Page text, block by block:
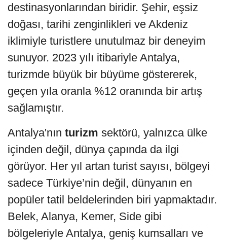
destinasyonlarından biridir. Şehir, eşsiz
doğası, tarihi zenginlikleri ve Akdeniz
iklimiyle turistlere unutulmaz bir deneyim
sunuyor. 2023 yılı itibariyle Antalya,
turizmde büyük bir büyüme göstererek,
geçen yıla oranla %12 oranında bir artış
sağlamıştır.
Antalya'nın turizm sektörü, yalnızca ülke
içinden değil, dünya çapında da ilgi
görüyor. Her yıl artan turist sayısı, bölgeyi
sadece Türkiye’nin değil, dünyanın en
popüler tatil beldelerinden biri yapmaktadır.
Belek, Alanya, Kemer, Side gibi
bölgeleriyle Antalya, geniş kumsalları ve